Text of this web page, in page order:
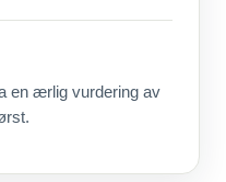
en ærlig vurdering av